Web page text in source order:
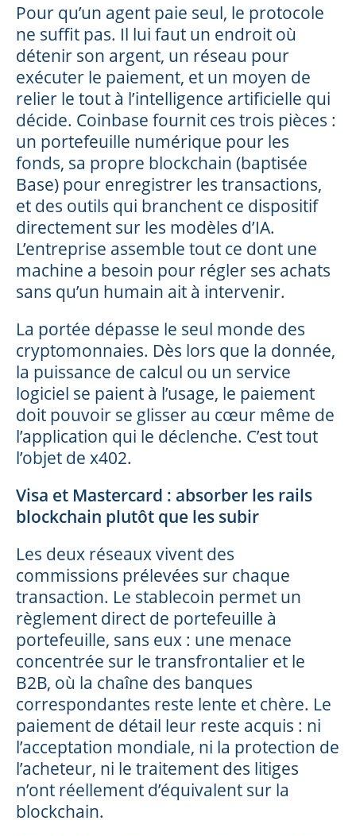
Pour qu’un agent paie seul, le protocole
ne suffit pas. Il lui faut un endroit où
détenir son argent, un réseau pour
exécuter le paiement, et un moyen de
relier le tout à l’intelligence artificielle qui
décide. Coinbase fournit ces trois pièces :
un portefeuille numérique pour les
fonds, sa propre blockchain (baptisée
Base) pour enregistrer les transactions,
et des outils qui branchent ce dispositif
directement sur les modèles d’IA.
L’entreprise assemble tout ce dont une
machine a besoin pour régler ses achats
sans qu’un humain ait à intervenir.
La portée dépasse le seul monde des
cryptomonnaies. Dès lors que la donnée,
la puissance de calcul ou un service
logiciel se paient à l’usage, le paiement
doit pouvoir se glisser au cœur même de
l’application qui le déclenche. C’est tout
l’objet de x402.
Visa et Mastercard : absorber les rails
blockchain plutôt que les subir
Les deux réseaux vivent des
commissions prélevées sur chaque
transaction. Le stablecoin permet un
règlement direct de portefeuille à
portefeuille, sans eux : une menace
concentrée sur le transfrontalier et le
B2B, où la chaîne des banques
correspondantes reste lente et chère. Le
paiement de détail leur reste acquis : ni
l’acceptation mondiale, ni la protection de
l’acheteur, ni le traitement des litiges
n’ont réellement d’équivalent sur la
blockchain.